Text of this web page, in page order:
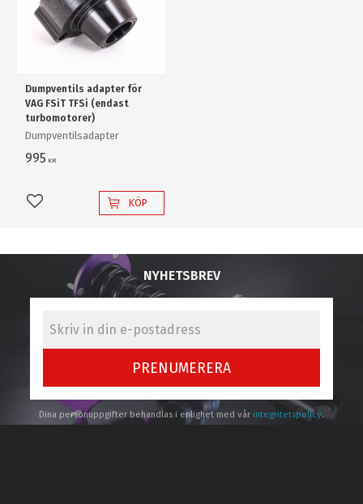
Dumpventils adapter för
VAG FSiT TFSi (endast
turbomotorer)
Dumpventilsadapter
995 KR
Lägg till i favoriter
KÖP
NYHETSBREV
PRENUMERERA
Dina personuppgifter behandlas i enlighet med vår integritetspolicy.